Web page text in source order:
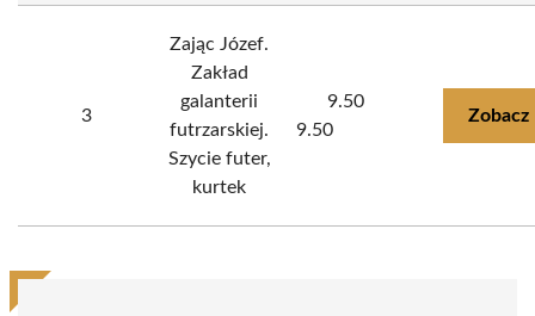
3
Zając Józef.
Zakład
galanterii
futrzarskiej.
Szycie futer,
kurtek
9.50
9.50
Zobacz